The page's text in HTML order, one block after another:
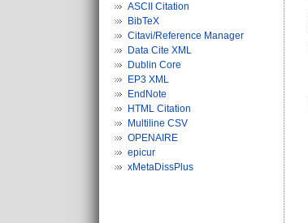
ASCII Citation
BibTeX
Citavi/Reference Manager
Data Cite XML
Dublin Core
EP3 XML
EndNote
HTML Citation
Multiline CSV
OPENAIRE
epicur
xMetaDissPlus